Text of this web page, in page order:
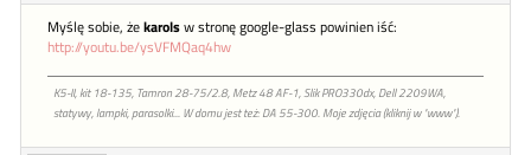
Myślę sobie, żekarolsw stronę google-glass powinien iść:
http://youtu.be/ysVFMQaq4hw
K5-II, kit 18-135, Tamron 28-75/2.8, Metz 48 AF-1, Slik PRO330dx, Dell 2209WA,
statywy, lampki, parasolki... W domu jest też: DA 55-300. Moje zdjęcia (kliknij w "www").